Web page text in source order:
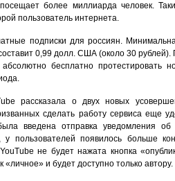
более миллиарда человек.
пользователь интернета.
подписки для россиян.
0,99 долл. США (около 30 рублей).
бесплатно протестировать
рассказала о двух новых
сделать работу сервиса еще
введена отправка уведомления об
у пользователей появилось больше
не будет нажата кнопка
«личное» и будет доступно только автору.